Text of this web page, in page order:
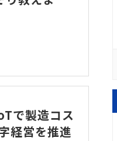
で製造コス
経営を推進